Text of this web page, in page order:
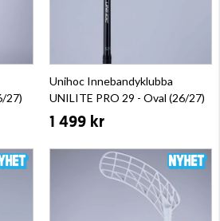
27)
Unihoc Innebandyklubba
UNILITE PRO 29 - Oval (26/27)
1 499 kr